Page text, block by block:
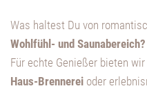
Was haltest Du von
Wohlfühl- und Saunabereich?
Für echte Genießer bieten
Haus-Brennerei oder